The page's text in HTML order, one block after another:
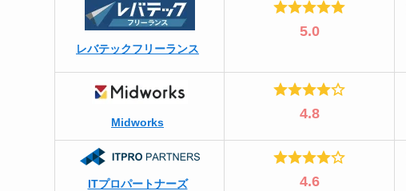
レバテックフリーランス
5.0
Midworks
4.8
ITプロパートナーズ 4.6